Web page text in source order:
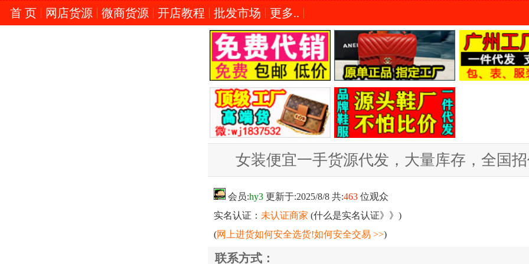
首 页 网店货源 微商货源 开店教程 批发市场 更多..
女装便宜一手货源代发，大量库存，全国
会员:hy3 更新于:2025/8/8 共:463 位观众
实名认证： 未认证商家 (什么是实名认证》》 )
(网上进货如何安全选货!如何安全交易 >>)
联系方式：